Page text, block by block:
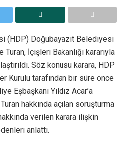
(HDP) Doğubayazıt Belediyesi
İçişleri Bakanlığı kararıyla
Söz konusu karara, HDP
Kurulu tarafından bir süre önce
Eşbaşkanı Yıldız Acar’a
hakkında açılan soruşturma
verilen karara ilişkin
anlattı.